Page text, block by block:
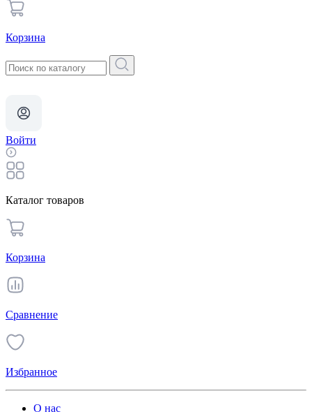
Корзина
Войти
Каталог товаров
Корзина
Сравнение
Избранное
О нас